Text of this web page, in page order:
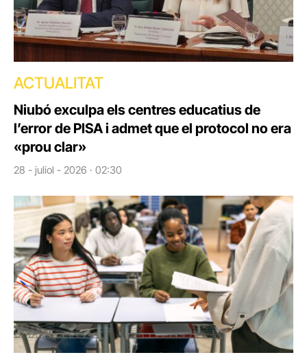
ACTUALITAT
Niubó exculpa els centres educatius de
l’error de PISA i admet que el protocol no era
«prou clar»
28 - juliol - 2026 · 02:30